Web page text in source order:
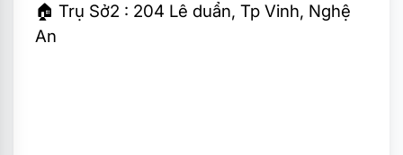
🏠 Trụ Sở2 : 204 Lê duẩn, Tp Vinh, Nghệ
An